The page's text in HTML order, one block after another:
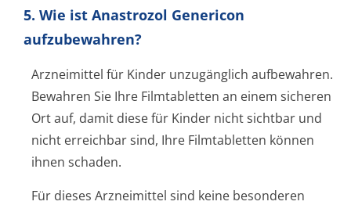
5. Wie ist Anastrozol Genericon
aufzubewahren?
Arzneimittel für Kinder unzugänglich aufbewahren.
Bewahren Sie Ihre Filmtabletten an einem sicheren
Ort auf, damit diese für Kinder nicht sichtbar und
nicht erreichbar sind, Ihre Filmtabletten können
ihnen schaden.
Für dieses Arzneimittel sind keine besonderen